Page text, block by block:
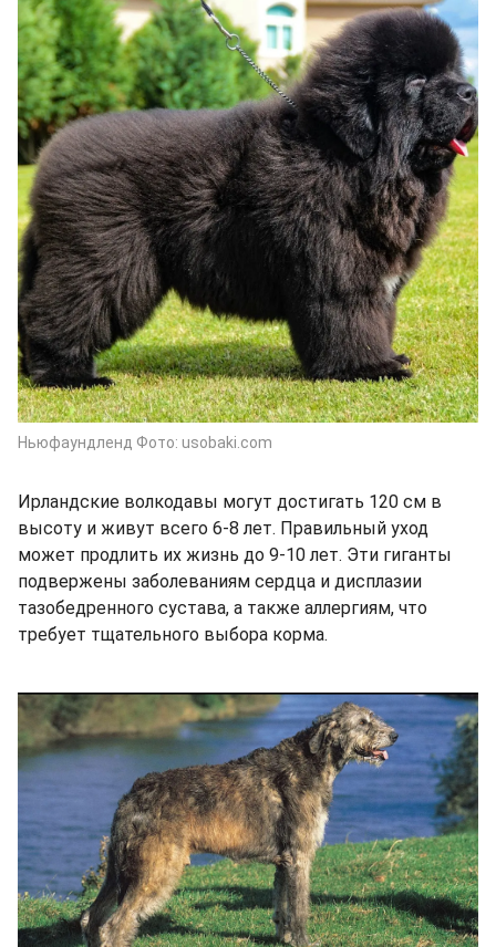
Ньюфаундленд Фото: usobaki.com
Ирландские волкодавы могут достигать 120 см в
высоту и живут всего 6-8 лет. Правильный уход
может продлить их жизнь до 9-10 лет. Эти гиганты
подвержены заболеваниям сердца и дисплазии
тазобедренного сустава, а также аллергиям, что
требует тщательного выбора корма.